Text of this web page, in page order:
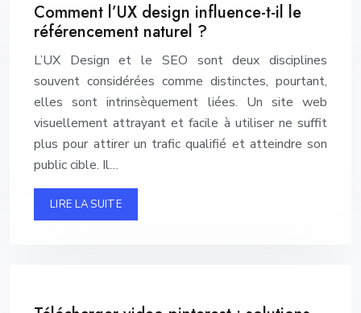
Comment l’UX design influence-t-il le
référencement naturel ?
L’UX Design et le SEO sont deux disciplines
souvent considérées comme distinctes, pourtant,
elles sont intrinsèquement liées. Un site web
visuellement attrayant et facile à utiliser ne suffit
plus pour attirer un trafic qualifié et atteindre son
public cible. Il…
LIRE LA SUITE